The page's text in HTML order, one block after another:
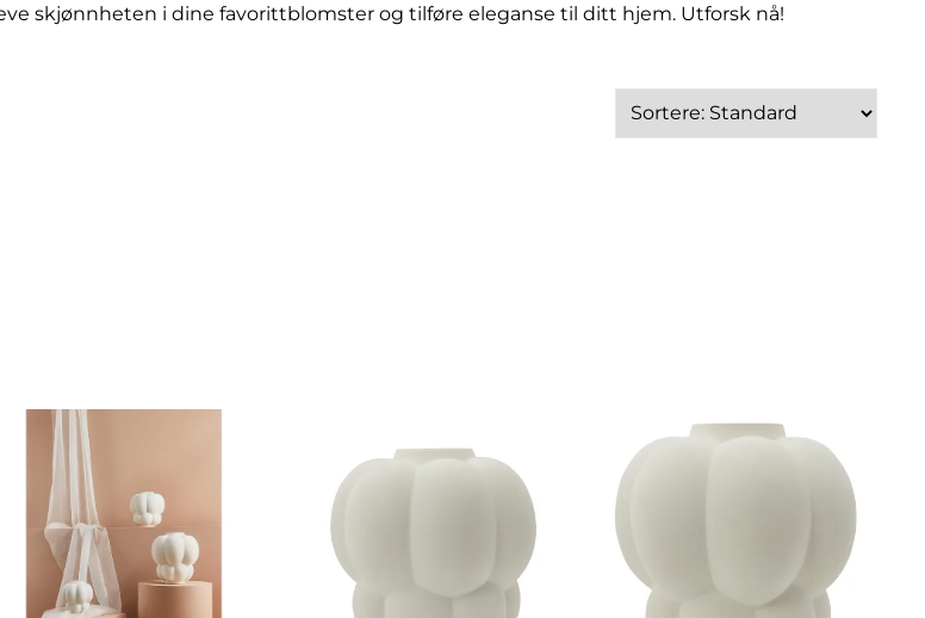
skjønnheten i dine favorittblomster og tilføre eleganse til ditt hjem. Utforsk nå!